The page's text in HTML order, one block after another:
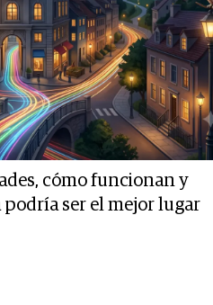
cómo funcionan y
ser el mejor lugar